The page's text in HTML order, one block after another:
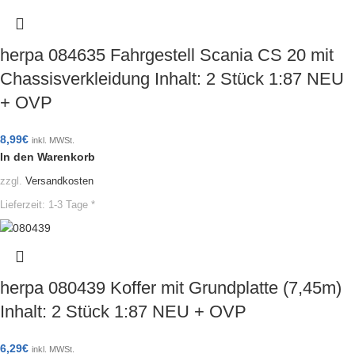
herpa 084635 Fahrgestell Scania CS 20 mit
Chassisverkleidung Inhalt: 2 Stück 1:87 NEU
+ OVP
8,99€ inkl. MWSt.
In den Warenkorb
zzgl. Versandkosten
Lieferzeit: 1-3 Tage *
herpa 080439 Koffer mit Grundplatte (7,45m)
Inhalt: 2 Stück 1:87 NEU + OVP
6,29€ inkl. MWSt.